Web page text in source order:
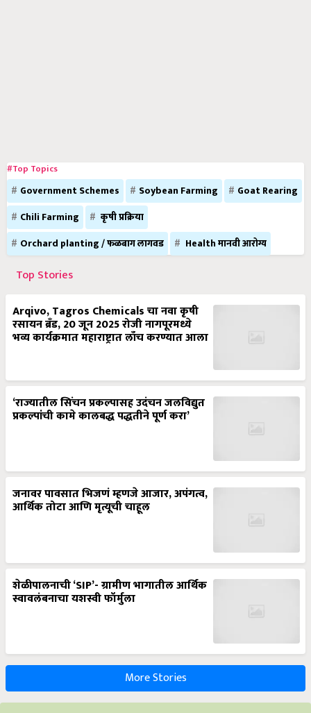
#Top Topics
Government Schemes Soybean Farming
Goat Rearing
Chili Farming
कृषी प्रक्रिया
Orchard planting / फळबाग लागवड
Health मानवी आरोग्य
Top Stories
Arqivo, Tagros Chemicals चा नवा कृषी
रसायन ब्रँड, 20 जून 2025 रोजी नागपूरमध्ये
भव्य कार्यक्रमात महाराष्ट्रात लाँच करण्यात आला
‘राज्यातील सिंचन प्रकल्पासह उदंचन जलविद्युत
प्रकल्पांची कामे कालबद्ध पद्धतीने पूर्ण करा’
जनावर पावसात भिजणं म्हणजे आजार, अपंगत्व,
आर्थिक तोटा आणि मृत्यूची चाहूल
शेळीपालनाची ‘SIP’- ग्रामीण भागातील आर्थिक
स्वावलंबनाचा यशस्वी फॉर्मुला
More Stories